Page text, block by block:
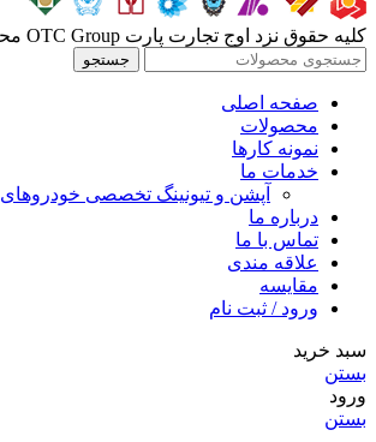
کلیه حقوق نزد اوج تجارت پارت OTC Group محفوظ است.
جستجو
صفحه اصلی
محصولات
نمونه کارها
خدمات ما
آپشن و تیونینگ تخصصی خودروهای KMC
درباره ما
تماس با ما
علاقه مندی
مقايسه
ورود / ثبت نام
سبد خرید
بستن
ورود
بستن